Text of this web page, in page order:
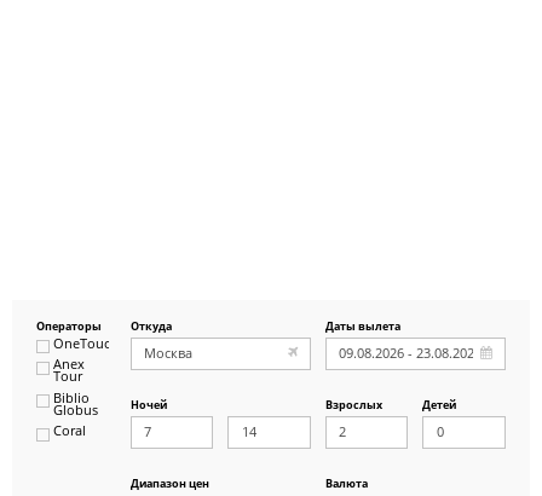
Операторы
OneTouch&Travel
Anex
Tour
Biblio
Globus
Coral
Откуда Даты вылета
Ночей Взрослых Детей
Диапазон цен
Валюта